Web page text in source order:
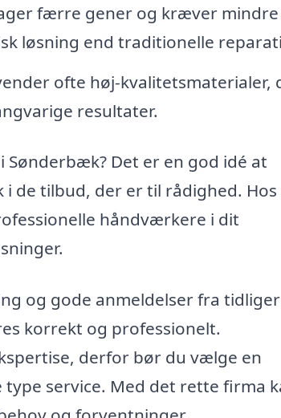
færre gener og kræver mindre
løsning end traditionelle
ofte høj-kvalitetsmaterialer,
resultater.
Det er en god idé at
de tilbud, der er til rådighed. Hos
håndværkere i dit
og gode anmeldelser fra
korrekt og professionelt.
derfor bør du vælge en
service. Med det rette firma